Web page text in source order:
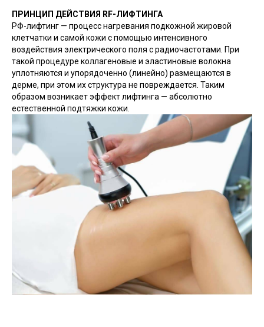
ПРИНЦИП ДЕЙСТВИЯ RF-ЛИФТИНГА
РФ-лифтинг — процесс нагревания подкожной жировой
клетчатки и самой кожи с помощью интенсивного
воздействия электрического поля с радиочастотами. При
такой процедуре коллагеновые и эластиновые волокна
уплотняются и упорядоченно (линейно) размещаются в
дерме, при этом их структура не повреждается. Таким
образом возникает эффект лифтинга — абсолютно
естественной подтяжки кожи.